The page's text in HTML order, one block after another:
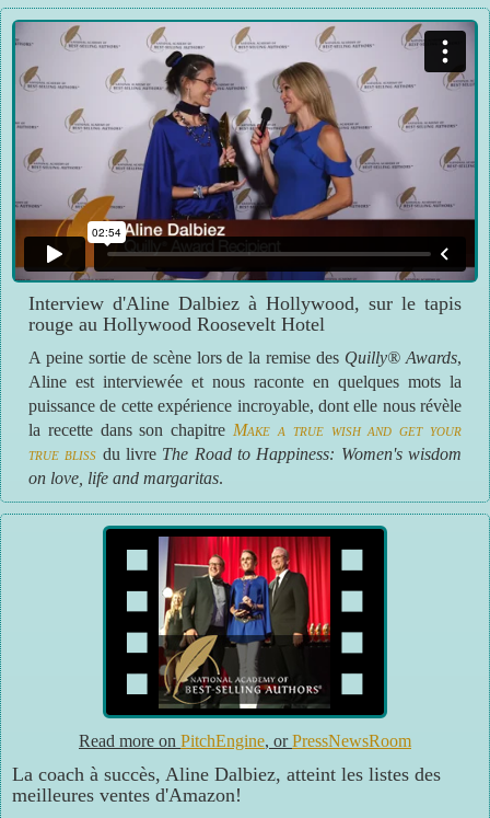
Interview d'Aline Dalbiez à Hollywood, sur le tapis
rouge au Hollywood Roosevelt Hotel
A peine sortie de scène lors de la remise des Quilly® Awards,
Aline est interviewée et nous raconte en quelques mots la
puissance de cette expérience incroyable, dont elle nous révèle
la recette dans son chapitre Make a true wish and get your
true bliss du livre The Road to Happiness: Women's wisdom
on love, life and margaritas.
Read more on PitchEngine, orPressNewsRoom
La coach à succès, Aline Dalbiez, atteint les listes des
meilleures ventes d'Amazon!